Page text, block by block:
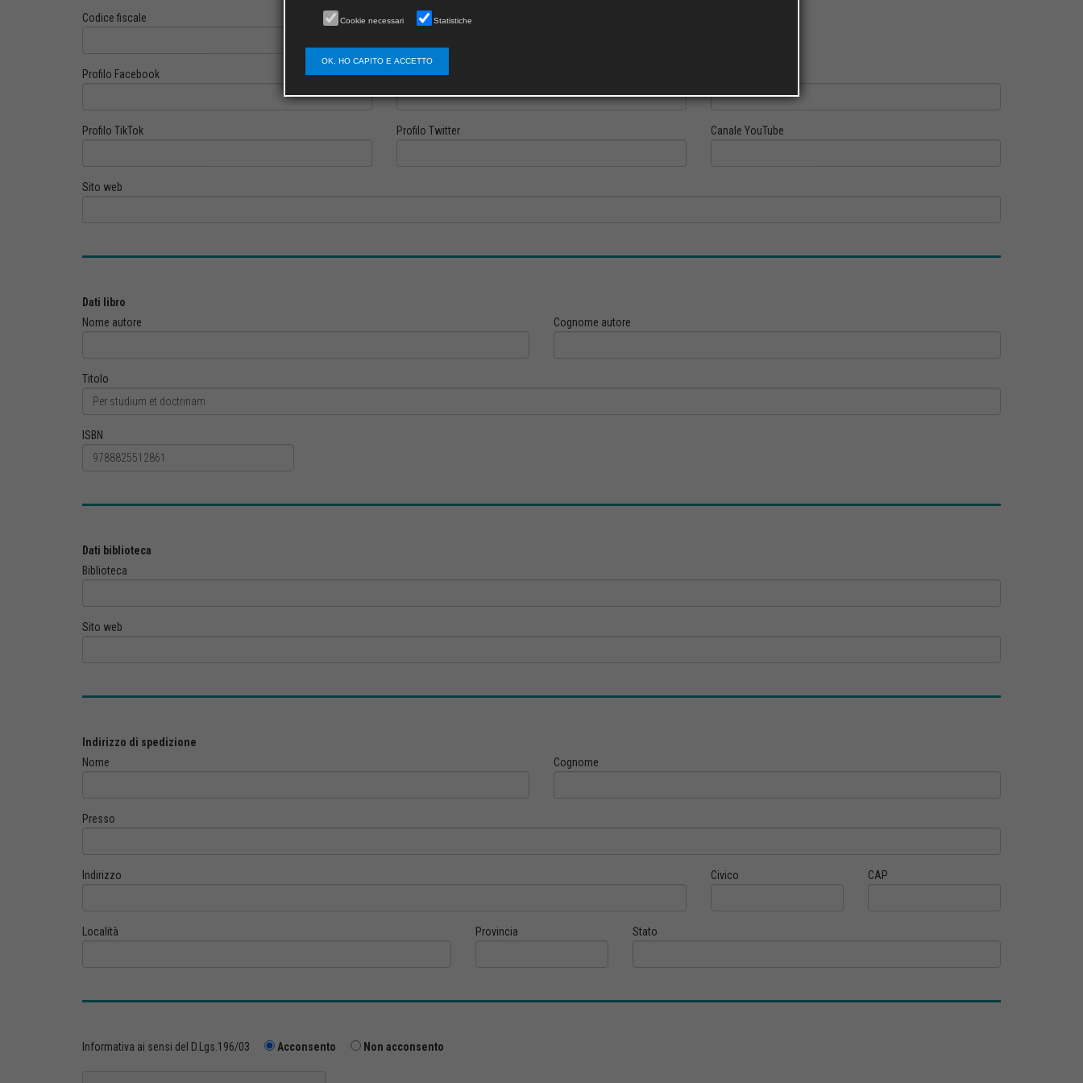
Codice fiscale
Profilo Facebook Profilo Instagram
Profilo TikTok Profilo Twitter Canale YouTube
Sito web
Dati libro
Nome autore
Cognome autore
Titolo
ISBN
Dati biblioteca
Biblioteca
Sito web
Indirizzo di spedizione
Nome
Cognome
Presso
Indirizzo Civico CAP
Località Provincia Stato
Informativa ai sensi del D.Lgs.196/03 Acconsento Non acconsento
Cookie necessari Statistiche
OK, HO CAPITO E ACCETTO